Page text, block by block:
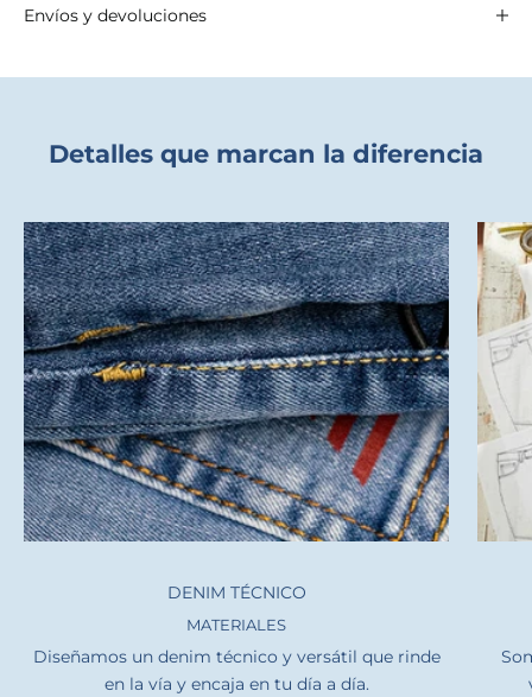
Envíos y devoluciones
Detalles que marcan la diferencia
DENIM TÉCNICO
MATERIALES
Diseñamos un denim técnico y versátil que rinde
en la vía y encaja en tu día a día.